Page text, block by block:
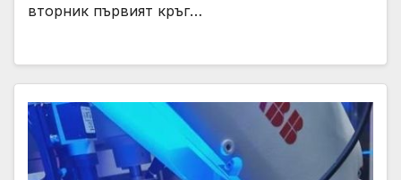
вторник първият кръг…